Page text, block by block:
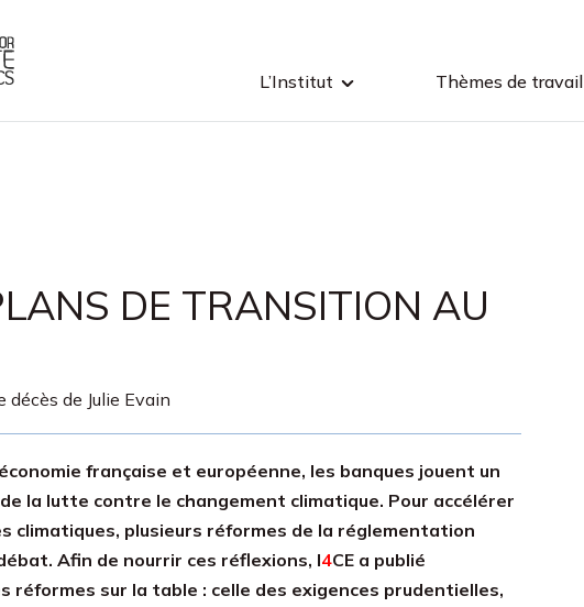
L’Institut Thèmes de travail
DE TRANSITION AU
décès de Julie Evain
française et européenne, les banques jouent un
la lutte contre le changement climatique. Pour accélérer
climatiques, plusieurs réformes de la réglementation
Afin de nourrir ces réflexions, I4CE a publié
réformes sur la table : celle des exigences prudentielles,